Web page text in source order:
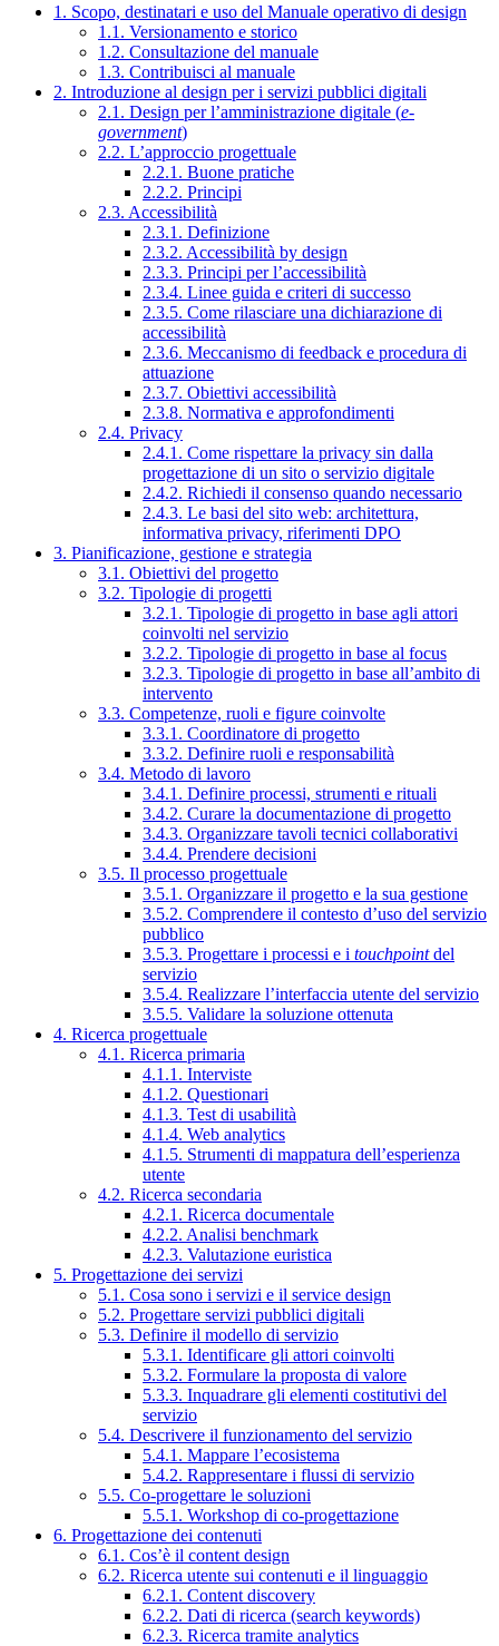
1. Scopo, destinatari e uso del Manuale operativo di design
1.1. Versionamento e storico
1.2. Consultazione del manuale
1.3. Contribuisci al manuale
2. Introduzione al design per i servizi pubblici digitali
2.1. Design per l’amministrazione digitale (e-
government)
2.2. L’approccio progettuale
2.2.1. Buone pratiche
2.2.2. Principi
2.3. Accessibilità
2.3.1. Definizione
2.3.2. Accessibilità by design
2.3.3. Principi per l’accessibilità
2.3.4. Linee guida e criteri di successo
2.3.5. Come rilasciare una dichiarazione di
accessibilità
2.3.6. Meccanismo di feedback e procedura di
attuazione
2.3.7. Obiettivi accessibilità
2.3.8. Normativa e approfondimenti
2.4. Privacy
2.4.1. Come rispettare la privacy sin dalla
progettazione di un sito o servizio digitale
2.4.2. Richiedi il consenso quando necessario
2.4.3. Le basi del sito web: architettura,
informativa privacy, riferimenti DPO
3. Pianificazione, gestione e strategia
3.1. Obiettivi del progetto
3.2. Tipologie di progetti
3.2.1. Tipologie di progetto in base agli attori
coinvolti nel servizio
3.2.2. Tipologie di progetto in base al focus
3.2.3. Tipologie di progetto in base all’ambito di
intervento
3.3. Competenze, ruoli e figure coinvolte
3.3.1. Coordinatore di progetto
3.3.2. Definire ruoli e responsabilità
3.4. Metodo di lavoro
3.4.1. Definire processi, strumenti e rituali
3.4.2. Curare la documentazione di progetto
3.4.3. Organizzare tavoli tecnici collaborativi
3.4.4. Prendere decisioni
3.5. Il processo progettuale
3.5.1. Organizzare il progetto e la sua gestione
3.5.2. Comprendere il contesto d’uso del servizio
pubblico
3.5.3. Progettare i processi e i touchpointdel
servizio
3.5.4. Realizzare l’interfaccia utente del servizio
3.5.5. Validare la soluzione ottenuta
4. Ricerca progettuale
4.1. Ricerca primaria
4.1.1. Interviste
4.1.2. Questionari
4.1.3. Test di usabilità
4.1.4. Web analytics
4.1.5. Strumenti di mappatura dell’esperienza
utente
4.2. Ricerca secondaria
4.2.1. Ricerca documentale
4.2.2. Analisi benchmark
4.2.3. Valutazione euristica
5. Progettazione dei servizi
5.1. Cosa sono i servizi e il service design
5.2. Progettare servizi pubblici digitali
5.3. Definire il modello di servizio
5.3.1. Identificare gli attori coinvolti
5.3.2. Formulare la proposta di valore
5.3.3. Inquadrare gli elementi costitutivi del
servizio
5.4. Descrivere il funzionamento del servizio
5.4.1. Mappare l’ecosistema
5.4.2. Rappresentare i flussi di servizio
5.5. Co-progettare le soluzioni
5.5.1. Workshop di co-progettazione
6. Progettazione dei contenuti
6.1. Cos’è il content design
6.2. Ricerca utente sui contenuti e il linguaggio
6.2.1. Content discovery
6.2.2. Dati di ricerca (search keywords)
6.2.3. Ricerca tramite analytics